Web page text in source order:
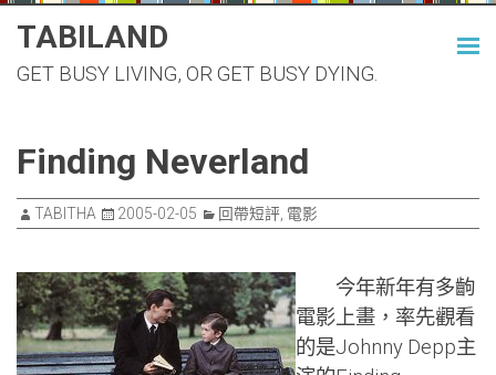
content
TABILAND
GET BUSY LIVING, OR GET BUSY DYING.
Finding Neverland
TABITHA 2005-02-05 回帶短評 電影
今年新年有多齣
電影上畫，率先觀看
的是Johnny Depp主